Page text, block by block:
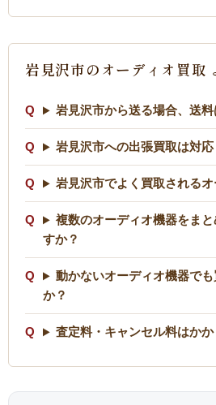
岩見沢市のオーディオ買取
岩見沢市から送る場合、送
岩見沢市への出張買取は対
岩見沢市でよく買取される
複数のオーディオ機器をま
すか？
動かないオーディオ機器で
か？
査定料・キャンセル料はかか